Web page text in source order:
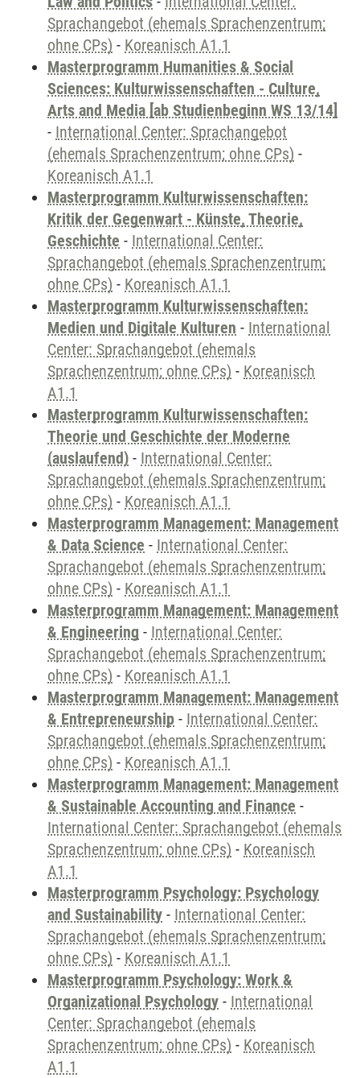
Sprachangebot (ehemals Sprachenzentrum;
ohne CPs) - Koreanisch A1.1
Masterprogramm Humanities & Social
Sciences: Kulturwissenschaften - Culture,
Arts and Media [ab Studienbeginn WS 13/14]
- International Center: Sprachangebot
(ehemals Sprachenzentrum; ohne CPs) -
Koreanisch A1.1
Masterprogramm Kulturwissenschaften:
Kritik der Gegenwart - Künste, Theorie,
Geschichte - International Center:
Sprachangebot (ehemals Sprachenzentrum;
ohne CPs) - Koreanisch A1.1
Masterprogramm Kulturwissenschaften:
Medien und Digitale Kulturen - International
Center: Sprachangebot (ehemals
Sprachenzentrum; ohne CPs) - Koreanisch
A1.1
Masterprogramm Kulturwissenschaften:
Theorie und Geschichte der Moderne
(auslaufend) - International Center:
Sprachangebot (ehemals Sprachenzentrum;
ohne CPs) - Koreanisch A1.1
Masterprogramm Management: Management
& Data Science - International Center:
Sprachangebot (ehemals Sprachenzentrum;
ohne CPs) - Koreanisch A1.1
Masterprogramm Management: Management
& Engineering - International Center:
Sprachangebot (ehemals Sprachenzentrum;
ohne CPs) - Koreanisch A1.1
Masterprogramm Management: Management
& Entrepreneurship - International Center:
Sprachangebot (ehemals Sprachenzentrum;
ohne CPs) - Koreanisch A1.1
Masterprogramm Management: Management
& Sustainable Accounting and Finance -
International Center: Sprachangebot (ehemals
Sprachenzentrum; ohne CPs) - Koreanisch
A1.1
Masterprogramm Psychology: Psychology
and Sustainability - International Center:
Sprachangebot (ehemals Sprachenzentrum;
ohne CPs) - Koreanisch A1.1
Masterprogramm Psychology: Work &
Organizational Psychology - International
Center: Sprachangebot (ehemals
Sprachenzentrum; ohne CPs) - Koreanisch
A1.1